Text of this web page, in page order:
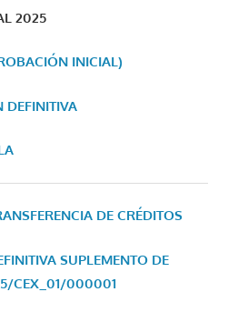
2025
INICIAL)
DEFINITIVA
DE CRÉDITOS
SUPLEMENTO DE
CEX_01/000001